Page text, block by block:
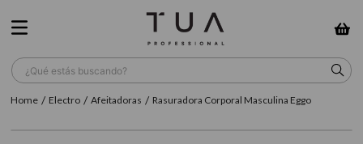
¿Qué estás buscando?
Electro Afeitadoras Rasuradora Corporal Masculina Eggo
TÉRMINOS MÁS BUSCADOS